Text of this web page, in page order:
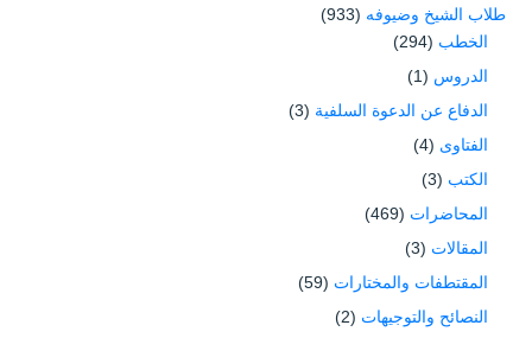
طلاب الشيخ وضيوفه (933)
الخطب (294)
الدروس (1)
الدفاع عن الدعوة السلفية (3)
الفتاوى (4)
الكتب (3)
المحاضرات (469)
المقالات (3)
المقتطفات والمختارات (59)
النصائح والتوجيهات (2)